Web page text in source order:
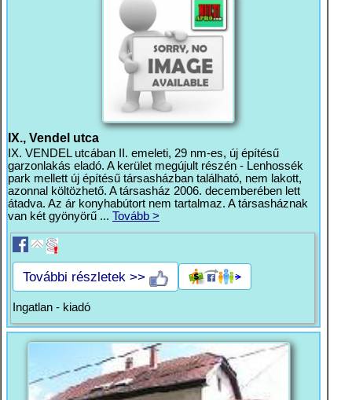
IX., Vendel utca
IX. VENDEL utcában II. emeleti, 29 nm-es, új építésű
garzonlakás eladó. A kerület megújult részén - Lenhossék
park mellett új építésű társasházban található, nem lakott,
azonnal költözhető. A társasház 2006. decemberében lett
átadva. Az ár konyhabútort nem tartalmaz. A társasháznak
van két gyönyörű ... Tovább >
További részletek >>
Ingatlan - kiadó